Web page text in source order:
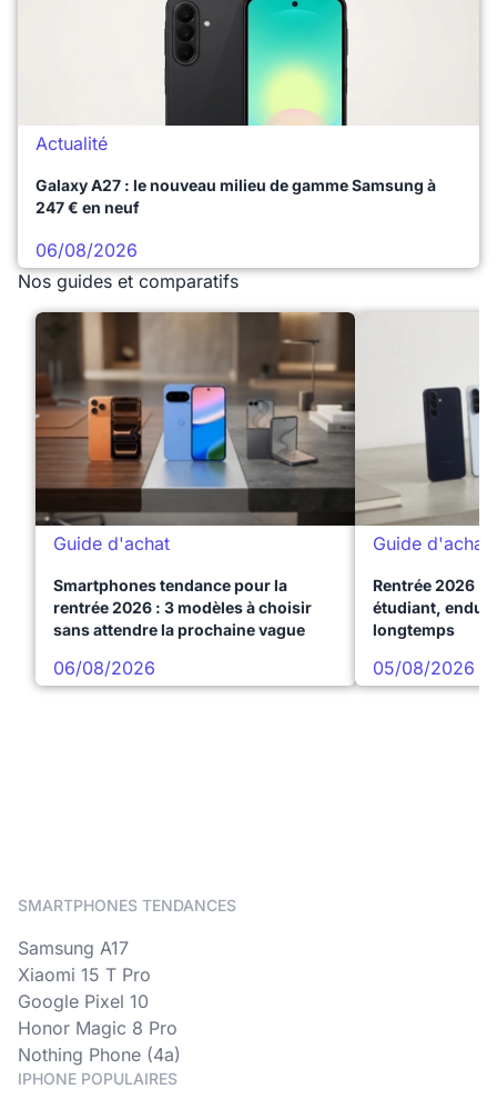
Actualité
Galaxy A27 : le nouveau milieu de gamme Samsung à
247 € en neuf
06/08/2026
Nos guides et comparatifs
Guide d'achat
Smartphones tendance pour la
rentrée 2026 : 3 modèles à choisir
sans attendre la prochaine vague
06/08/2026
Guide d'achat
Rentrée 2026 :
étudiant,
longtemps
05/08/2026
SMARTPHONES TENDANCES
Samsung A17
Xiaomi 15 T Pro
Google Pixel 10
Honor Magic 8 Pro
Nothing Phone (4a)
IPHONE POPULAIRES